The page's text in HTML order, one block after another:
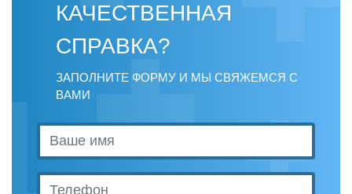
КАЧЕСТВЕННАЯ
СПРАВКА?
ЗАПОЛНИТЕ ФОРМУ И МЫ СВЯЖЕМСЯ С
ВАМИ